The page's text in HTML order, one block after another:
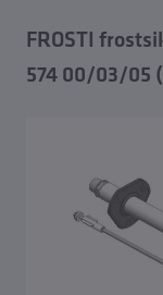
Reservedele
Reservedele
FROSTI
574 00/03/05